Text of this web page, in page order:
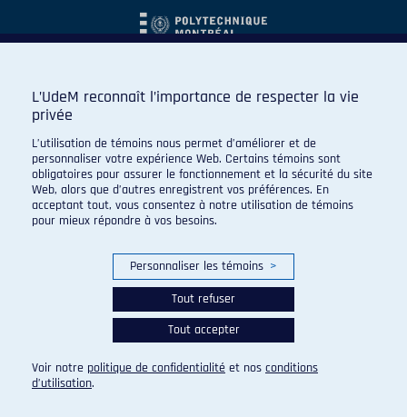
© 2026 Carabins de l'Université de Montréal. Tous droits
Paramètres des témoins
L’UdeM reconnaît l’importance de respecter la vie
privée
L’utilisation de témoins nous permet d’améliorer et de
personnaliser votre expérience Web. Certains témoins sont
obligatoires pour assurer le fonctionnement et la sécurité du site
Web, alors que d’autres enregistrent vos préférences. En
acceptant tout, vous consentez à notre utilisation de témoins
pour mieux répondre à vos besoins.
Personnaliser les témoins >
Tout refuser
Tout accepter
Voir notre politique de confidentialité et nos conditions
d’utilisation.